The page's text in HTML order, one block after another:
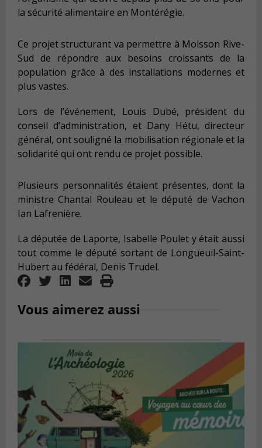
la sécurité alimentaire en Montérégie.
Ce projet structurant va permettre à Moisson Rive-
Sud de répondre aux besoins croissants de la
population grâce à des installations modernes et
plus vastes.
Lors de l’événement, Louis Dubé, président du
conseil d’administration, et Dany Hétu, directeur
général, ont souligné la mobilisation régionale et la
solidarité qui ont rendu ce projet possible.
Plusieurs personnalités étaient présentes, dont la
ministre Chantal Rouleau et le député de Vachon
Ian Lafrenière.
La députée de Laporte, Isabelle Poulet y était aussi
tout comme le député sortant de Longueuil-Saint-
Hubert au fédéral, Denis Trudel.
Vous aimerez aussi